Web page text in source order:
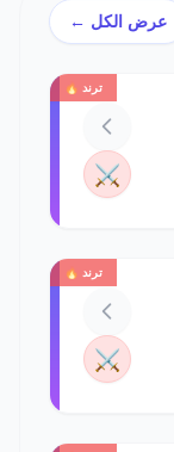
عرض الكل ←
ترند 🔥
⚔️
ترند 🔥
⚔️